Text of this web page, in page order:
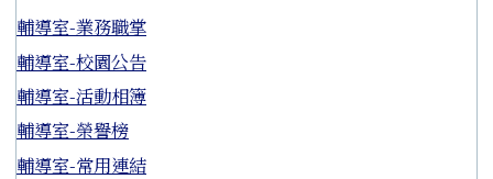
輔導室-業務職掌
輔導室-校園公告
輔導室-活動相簿
輔導室-榮譽榜
輔導室-常用連結